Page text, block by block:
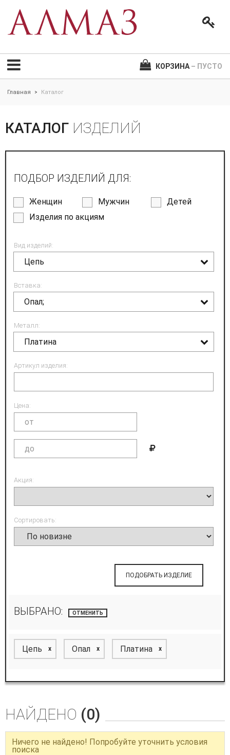
КОРЗИНА – ПУСТО
Главная > Каталог
КАТАЛОГ ИЗДЕЛИЙ
ПОДБОР ИЗДЕЛИЙ ДЛЯ:
Женщин Мужчин
Детей
Изделия по акциям
Вид изделий:
Цепь
Вставка:
Опал;
Металл:
Платина
Артикул изделия:
Цена:
Акция:
Сортировать:
ПОДОБРАТЬ ИЗДЕЛИЕ
ВЫБРАНО: ОТМЕНИТЬ
Цепь x Опал x Платина x
НАЙДЕНО (0)
Ничего не найдено! Попробуйте уточнить условия
поиска